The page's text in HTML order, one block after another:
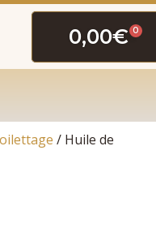
0,00€ 0
/ Huile de